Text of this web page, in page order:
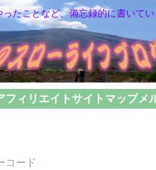
たことなど、備忘録的に書いてい
フィリエイトサイトマップメ
コード